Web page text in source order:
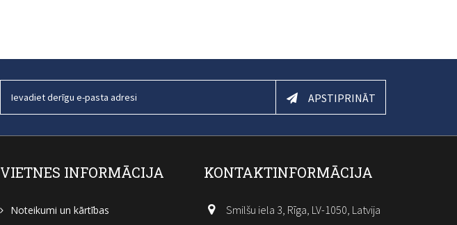
APSTIPRINĀT
VIETNES INFORMĀCIJA
Noteikumi un kārtības
KONTAKTINFORMĀCIJA
Smilšu iela 3, Rīga, LV-1050, Latvija